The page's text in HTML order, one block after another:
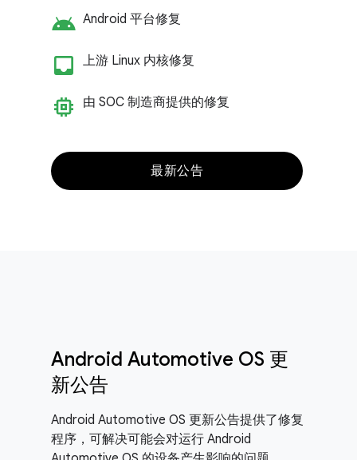
android Android 平台修复
inbox_customize
上游 Linux 内核修复
memory 由 SOC 制造商提供的修复
最新公告
Android Automotive OS 更
新公告
Android Automotive OS 更新公告提供了修复
程序，可解决可能会对运行 Android